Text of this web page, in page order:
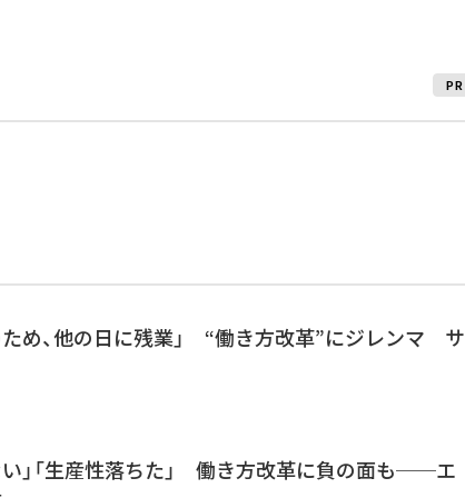
PR
ため、他の日に残業」 “働き方改革”にジレンマ サ
い」「生産性落ちた」 働き方改革に負の面も──エ